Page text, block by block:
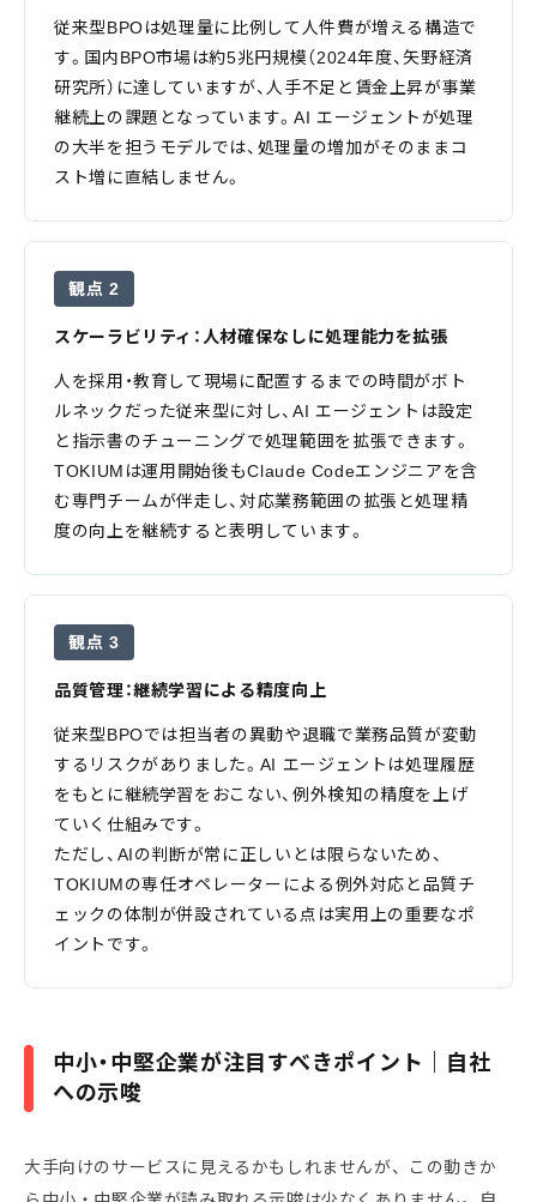
従来型BPOは処理量に比例して人件費が増える構造で
す。国内BPO市場は約5兆円規模（2024年度、矢野経済
研究所）に達していますが、人手不足と賃金上昇が事業
継続上の課題となっています。AI エージェントが処理
の大半を担うモデルでは、処理量の増加がそのままコ
スト増に直結しません。
観点 2
スケーラビリティ：人材確保なしに処理能力を拡張
人を採用・教育して現場に配置するまでの時間がボト
ルネックだった従来型に対し、AI エージェントは設定
と指示書のチューニングで処理範囲を拡張できます。
TOKIUMは運用開始後もClaude Codeエンジニアを含
む専門チームが伴走し、対応業務範囲の拡張と処理精
度の向上を継続すると表明しています。
観点 3
品質管理：継続学習による精度向上
従来型BPOでは担当者の異動や退職で業務品質が変動
するリスクがありました。AI エージェントは処理履歴
をもとに継続学習をおこない、例外検知の精度を上げ
ていく仕組みです。
ただし、AIの判断が常に正しいとは限らないため、
TOKIUMの専任オペレーターによる例外対応と品質チ
ェックの体制が併設されている点は実用上の重要なポ
イントです。
中小・中堅企業が注目すべきポイント｜自社
への示唆
大手向けのサービスに見えるかもしれませんが、この動きか